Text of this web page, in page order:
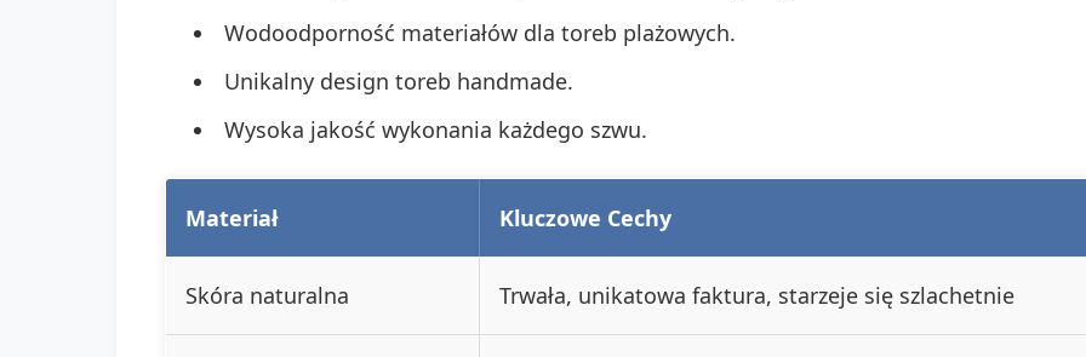
Wodoodporność materiałów dla toreb plażowych.
Unikalny design toreb handmade.
Wysoka jakość wykonania każdego szwu.
Materiał Kluczowe Cechy
Skóra naturalna Trwała, unikatowa faktura, starzeje się szlachetnie